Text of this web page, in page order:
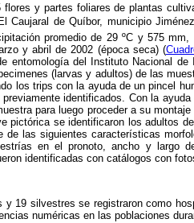
y partes foliares de plantas
Caujaral de Quíbor, municipio
promedio de 29 ºC y 575
y abril de 2002 (época seca) (
entomología del Instituto Nacional
(larvas y adultos) de las
los trips con la ayuda de un pincel
identificados. Con la
para luego proceder a su
pictórica se identificaron los adultos de
las siguientes características
en el pronoto, ancho y largo
identificadas con catálogos con
19 silvestres se registraron como
numéricas en las poblaciones